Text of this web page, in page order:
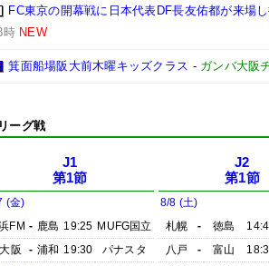
FC東京の開幕戦に日本代表DF長友佑都が来場
時 NEW
箕面船場阪大前木曜キッズクラス - ガンバ大阪
リーグ戦
J1
第1節
(金)
FM - 鹿島 19:25 MUFG国立
阪
- 浦和 19:30
パナスタ
J2
第1節
8/8 (土)
札幌
- 徳島
八戸
- 富山